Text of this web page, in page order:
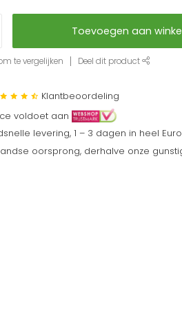
Toevoegen aan
te vergelijken Deel dit product
Klantbeoordeling
voldoet aan
levering, 1 – 3 dagen in heel
oorsprong, derhalve onze